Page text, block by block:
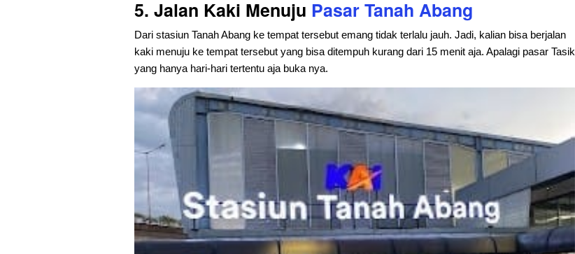
5. Jalan Kaki Menuju Pasar Tanah Abang
Dari stasiun Tanah Abang ke tempat tersebut emang tidak terlalu jauh. Jadi, kalian bisa berjalan
kaki menuju ke tempat tersebut yang bisa ditempuh kurang dari 15 menit aja. Apalagi pasar Tasik
yang hanya hari-hari tertentu aja buka nya.